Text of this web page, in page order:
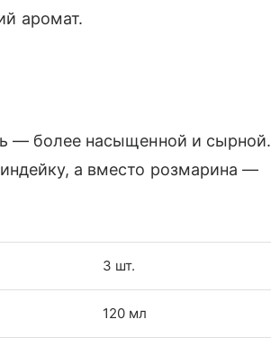
аромат.
— более насыщенной и сырной.
а вместо розмарина —
3 шт.
120 мл